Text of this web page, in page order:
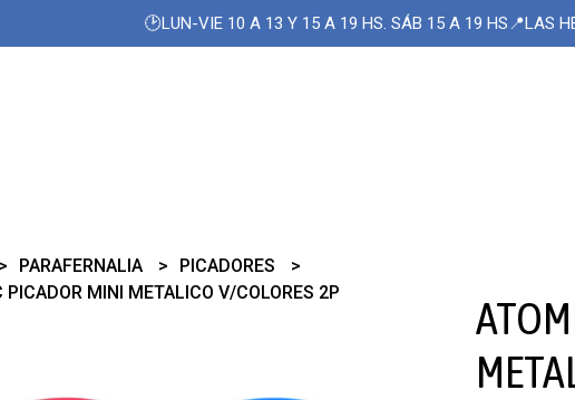
🕑LUN-VIE 10 A 13 Y 15 A 19 HS. SÁB 15 A 19 HS📍LAS
PARAFERNALIA
PICADORES
PICADOR MINI METALICO V/COLORES 2P